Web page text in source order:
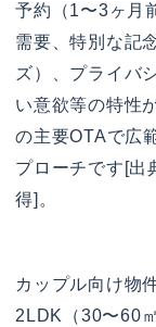
予約（1〜3ヶ月
需要、特別な記
ズ）、プライバ
い意欲等の特性
の主要OTAで広
プローチです[出
得]。
カップル向け物
2LDK（30〜60